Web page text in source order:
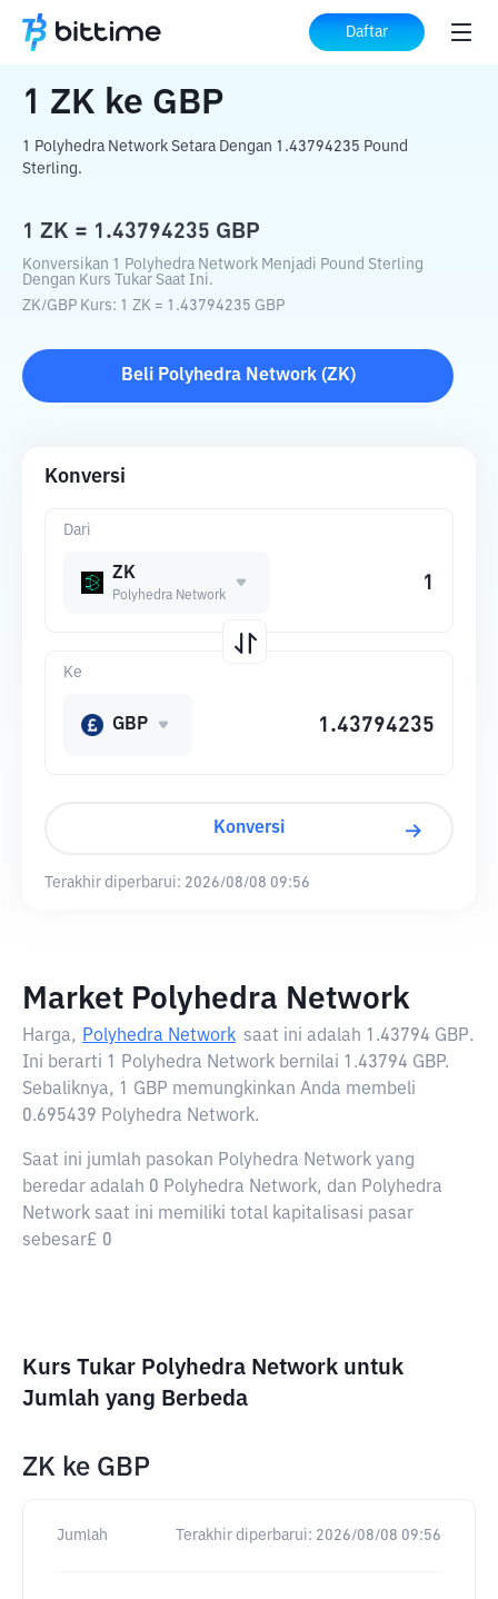
Daftar
Beranda Konverter Kripto GBP
1 ZK ke GBP
1 Polyhedra Network Setara Dengan 1.43794235 Pound
Sterling.
1 ZK = 1.43794235 GBP
Konversikan 1 Polyhedra Network Menjadi Pound Sterling
Dengan Kurs Tukar Saat Ini.
ZK/GBP Kurs: 1 ZK = 1.43794235 GBP
Beli Polyhedra Network(ZK)
Konversi
Dari
ZK
Polyhedra Network
Ke
GBP
Konversi
Terakhir diperbarui: 2026/08/08 09:56
Market Polyhedra Network
Harga, Polyhedra Network saat ini adalah 1.43794 GBP.
Ini berarti 1 Polyhedra Network bernilai 1.43794 GBP.
Sebaliknya, 1 GBP memungkinkan Anda membeli
0.695439 Polyhedra Network.
Saat ini jumlah pasokan Polyhedra Network yang
beredar adalah 0 Polyhedra Network, dan Polyhedra
Network saat ini memiliki total kapitalisasi pasar
sebesar£ 0
Kurs Tukar Polyhedra Network untuk
Jumlah yang Berbeda
ZK ke GBP
Jumlah Terakhir diperbarui: 2026/08/08 09:56